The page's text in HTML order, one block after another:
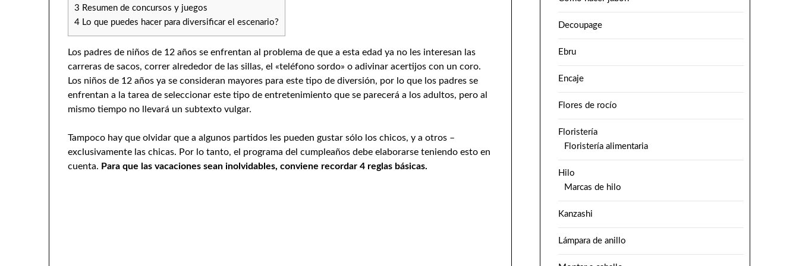
3 Resumen de concursos y juegos
4 Lo que puedes hacer para diversificar el escenario?
Los padres de niños de 12 años se enfrentan al problema de que a esta edad ya no les interesan las
carreras de sacos, correr alrededor de las sillas, el «teléfono sordo» o adivinar acertijos con un coro.
Los niños de 12 años ya se consideran mayores para este tipo de diversión, por lo que los padres se
enfrentan a la tarea de seleccionar este tipo de entretenimiento que se parecerá a los adultos, pero al
mismo tiempo no llevará un subtexto vulgar.
Tampoco hay que olvidar que a algunos partidos les pueden gustar sólo los chicos, y a otros –
exclusivamente las chicas. Por lo tanto, el programa del cumpleaños debe elaborarse teniendo esto en
cuenta. Para que las vacaciones sean inolvidables, conviene recordar 4 reglas básicas.
Decoupage
Ebru
Encaje
Flores de rocío
Floristería
Floristería alimentaria
Hilo
Marcas de hilo
Kanzashi
Lámpara de anillo